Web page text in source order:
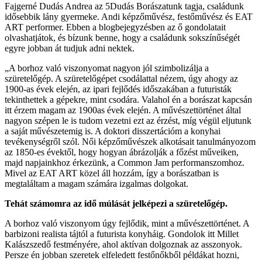
Fajgerné Dudás Andrea az 5Dudás Borászatunk tagja, családunk
idősebbik lány gyermeke. Andi képzőművész, festőművész és EAT
ART performer. Ebben a blogbejegyzésben az ő gondolatait
olvashatjátok, és bízunk benne, hogy a családunk sokszínűségét
egyre jobban át tudjuk adni nektek.
„A borhoz való viszonyomat nagyon jól szimbolizálja a
szüretelőgép. A szüretelőgépet csodálattal nézem, úgy ahogy az
1900-as évek elején, az ipari fejlődés időszakában a futuristák
tekinthettek a gépekre, mint csodára. Valahol én a borászat kapcsán
itt érzem magam az 1900as évek elején. A művészettörténet által
nagyon szépen le is tudom vezetni ezt az érzést, míg végül eljutunk
a saját művészetemig is. A doktori disszertációm a konyhai
tevékenységről szól. Női képzőművészek alkotásait tanulmányozom
az 1850-es évektől, hogy hogyan ábrázolják a főzést műveiken,
majd napjainkhoz érkezünk, a Common Jam performanszomhoz.
Mivel az EAT ART közel áll hozzám, így a borászatban is
megtaláltam a magam számára izgalmas dolgokat.
Tehát számomra az idő múlását jelképezi a szüretelőgép.
A borhoz való viszonyom úgy fejlődik, mint a művészettörténet. A
barbizoni realista tájtól a futurista konyháig. Gondolok itt Millet
Kalászszedő festményére, ahol aktívan dolgoznak az asszonyok.
Persze én jobban szeretek elfeledett festőnőkből példákat hozni,